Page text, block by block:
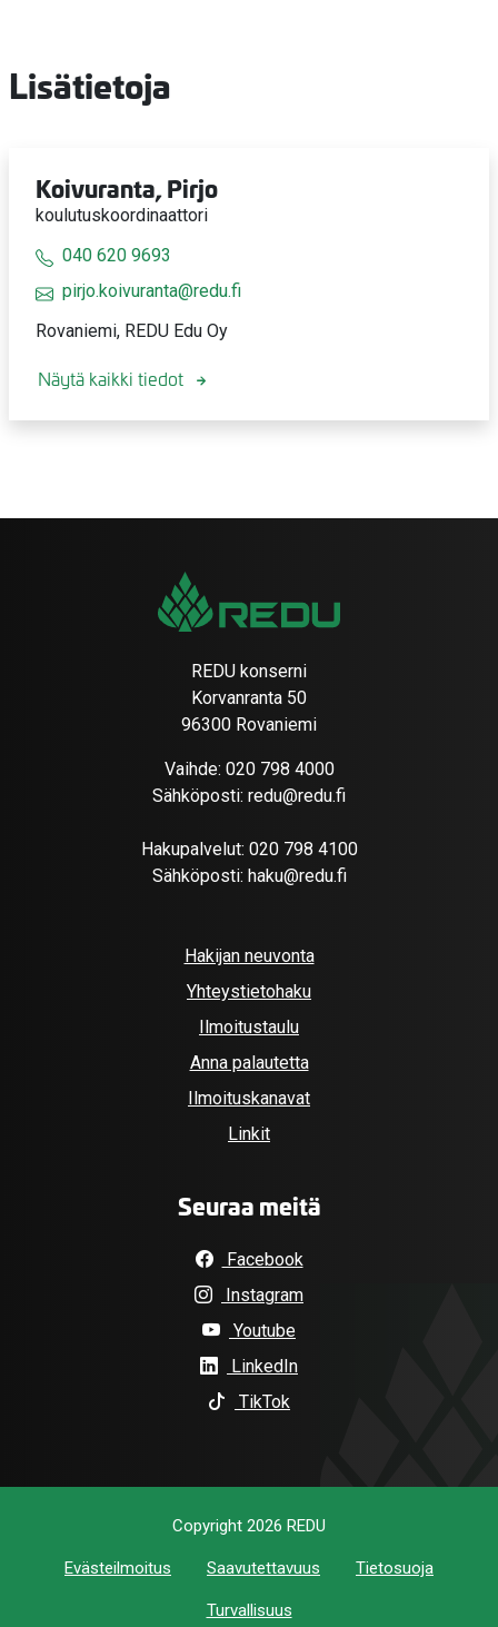
Lisätietoja
Koivuranta, Pirjo
koulutuskoordinaattori
040 620 9693
pirjo.koivuranta@redu.fi
Rovaniemi, REDU Edu Oy
Näytä kaikki tiedot
REDU konserni
Korvanranta 50
96300 Rovaniemi
Vaihde: 020 798 4000
Sähköposti: redu@redu.fi
Hakupalvelut: 020 798 4100
Sähköposti: haku@redu.fi
Hakijan neuvonta
Yhteystietohaku
Ilmoitustaulu
Anna palautetta
Ilmoituskanavat
Linkit
Seuraa meitä
Facebook
Instagram
Youtube
LinkedIn
TikTok
Copyright 2026 REDU
Evästeilmoitus Saavutettavuus Tietosuoja
Turvallisuus